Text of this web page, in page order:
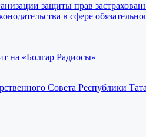
защиты прав
в сфере
на «Болгар Радиосы»
Совета Республики